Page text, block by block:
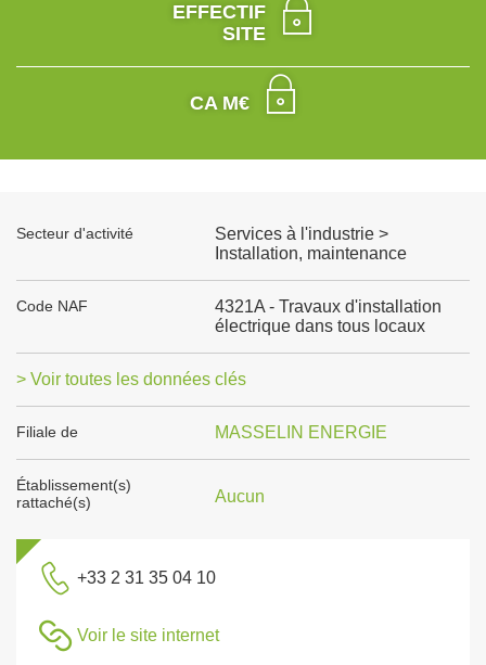
EFFECTIF
SITE
CA M€
Secteur d'activité
Services à l'industrie >
Installation, maintenance
Code NAF
4321A - Travaux d'installation
électrique dans tous locaux
> Voir toutes les données clés
Filiale de MASSELIN ENERGIE
Établissement(s)
rattaché(s)
Aucun
+33 2 31 35 04 10
Voir le site internet